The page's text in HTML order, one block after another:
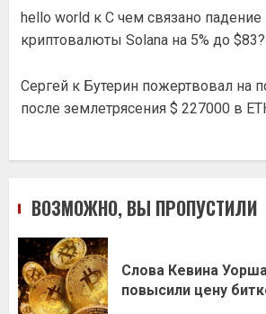
hello world к С чем связано
криптовалюты Solana на 5% до $83?
Сергей к Бутерин пожертвовал на
после землетрясения $ 227000 в
ВОЗМОЖНО, ВЫ ПРОПУСТИЛИ
Слова Кевина
повысили цену